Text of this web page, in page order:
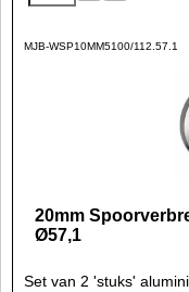
MJB-WSP10MM5100/112.57.1
20mm
Ø57,1
Set van 2 'stuks'